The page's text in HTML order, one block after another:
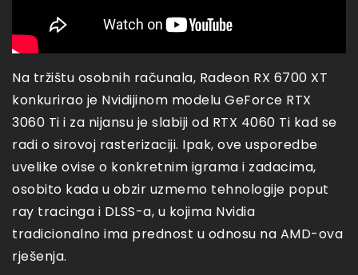
Na tržištu osobnih računala, Radeon RX 6700 XT
konkurirao je Nvidijinom modelu GeForce RTX
3060 Ti i za nijansu je slabiji od RTX 4060 Ti kad se
radi o sirovoj rasterizaciji. Ipak, ove usporedbe
uvelike ovise o konkretnim igrama i zadacima,
osobito kada u obzir uzmemo tehnologije poput
ray tracinga i DLSS-a, u kojima Nvidia
tradicionalno ima prednost u odnosu na AMD-ova
rješenja.